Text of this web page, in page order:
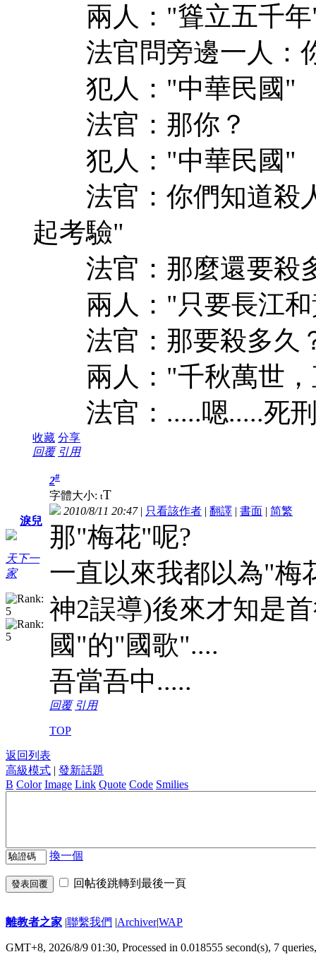
兩人："聳立五千
法官問旁邊一人：
犯人："中華民國"
法官：那你？
犯人："中華民國"
法官：你們知道殺
起考驗"
法官：那麼還要殺
兩人："只要長江和
法官：那要殺多久
兩人："千秋萬世，
法官：.....嗯.....死刑
收藏 分享
回覆 引用
淚兒
天下一
家
2#
字體大小: tT
2010/8/11 20:47| 只看該作者 | 翻譯 | 書面 | 简繁
那"梅花"呢?
一直以來我都以為"
神2誤導)後來才知是
國"的"國歌"....
吾當吾中.....
回覆 引用
TOP
返回列表
高級模式 | 發新話題
B Color Image Link Quote Code Smilies
換一個
發表回覆 回帖後跳轉到最後一頁
離教者之家 |聯繫我們 |Archiver|WAP
GMT+8, 2026/8/9 01:30, Processed in 0.018555 second(s), 7